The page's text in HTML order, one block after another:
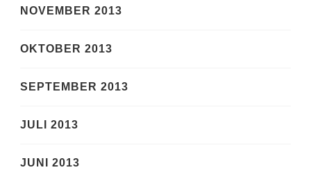
NOVEMBER 2013
OKTOBER 2013
SEPTEMBER 2013
JULI 2013
JUNI 2013